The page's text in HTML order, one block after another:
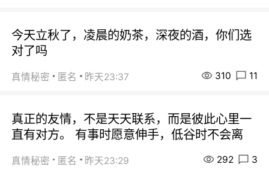
今天立秋了，凌晨的奶茶，深夜的酒，你们选
对了吗
真情秘密 匿名 昨天23:37 310 11
真正的友情，不是天天联系，而是彼此心里一
直有对方。 有事时愿意伸手，低谷时不会离
真情秘密 匿名 昨天23:29 292 3